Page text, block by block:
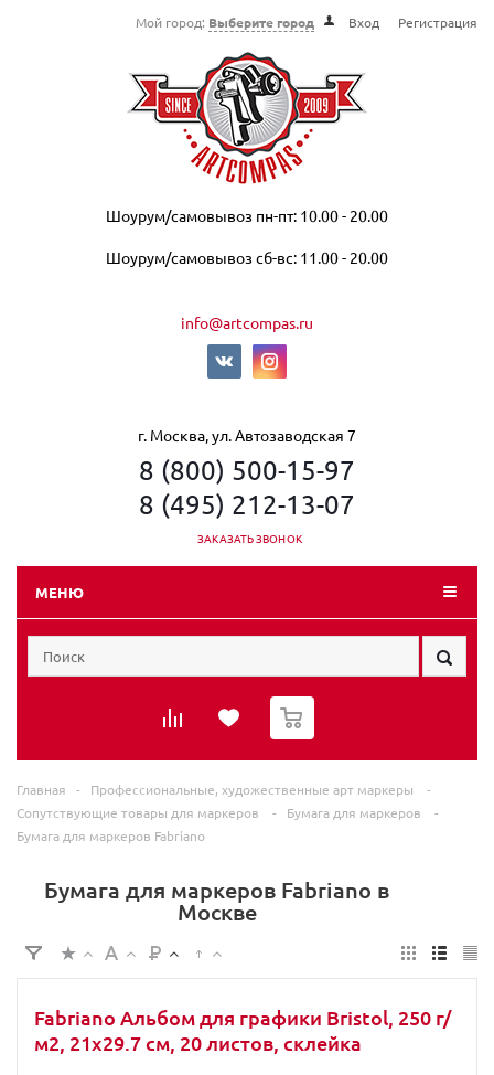
Мой город: Выберите город Вход Регистрация
Шоурум/самовывоз пн-пт: 10.00 - 20.00
Шоурум/самовывоз сб-вс: 11.00 - 20.00
info@artcompas.ru
г. Москва, ул. Автозаводская 7
8 (800) 500-15-97
8 (495) 212-13-07
ЗАКАЗАТЬ ЗВОНОК
МЕНЮ
0
Главная - Профессиональные, художественные арт маркеры
-
Сопутствующие товары для маркеров
- Бумага для маркеров
-
Бумага для маркеров Fabriano
Бумага для маркеров Fabriano в
Москве
Fabriano Альбом для графики Bristol, 250 г/
м2, 21x29.7 см, 20 листов, склейка